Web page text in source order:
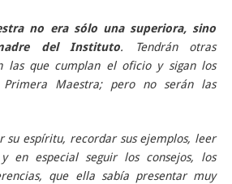
no era sólo una superiora, sino
del Instituto.
Tendrán otras
las que cumplan el oficio y sigan los
Maestra; pero no serán las
su espíritu, recordar sus ejemplos, leer
en especial seguir los consejos, los
que ella sabía presentar muy